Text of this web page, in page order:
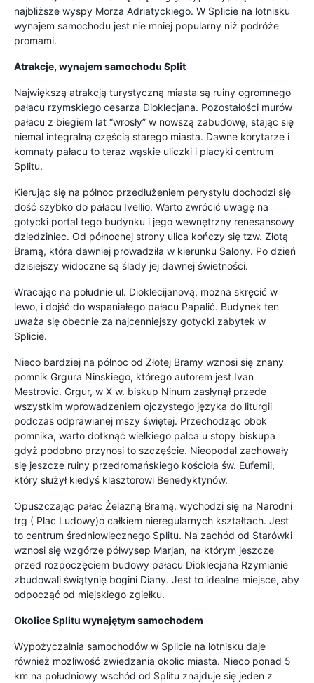
najbliższe wyspy Morza Adriatyckiego. W Splicie na lotnisku
wynajem samochodu jest nie mniej popularny niż podróże
promami.
Atrakcje, wynajem samochodu Split
Największą atrakcją turystyczną miasta są ruiny ogromnego
pałacu ­rzymskiego cesarza Dioklecjana. Pozostałości murów
pałacu z biegiem lat “wrosły” w nowszą zabudowę, stając się
niemal integralną częścią starego miasta. Dawne korytarze i
komnaty pałacu to teraz wąskie uliczki i placyki centrum
Splitu.
Kierując się na północ przedłużeniem perystylu dochodzi się
dość szybko do pałacu Ivellio. Warto zwrócić uwagę na
gotycki portal tego budynku i jego wewnętrzny renesansowy
dziedziniec. Od północnej strony ulica kończy się tzw. Złotą
Bramą, która dawniej prowadziła w kierunku Salony. Po dzień
dzisiejszy widoczne są ślady jej dawnej świetności.
Wracając na południe ul. Dioklecijanovą, można skręcić w
lewo, i dojść do wspaniałego pałacu Papalić. Budynek ten
uważa się obecnie za najcenniejszy gotycki zabytek w
Splicie.
Nieco bardziej na północ od Złotej Bramy wznosi się znany
pomnik Grgura Ninskiego, którego autorem jest Ivan
Mestrovic. Grgur, w X w. biskup Ninum zasłynął przede
wszystkim wprowadzeniem ojczystego języka do liturgii
podczas odprawianej mszy świętej. Przechodząc obok
pomnika, warto dotknąć wielkiego palca u stopy biskupa
gdyż podobno przynosi to szczęście. Nieopodal zachowały
się jeszcze ruiny przedromańskiego kościoła św. Eufemii,
który służył kiedyś klasztorowi Benedyktynów.
Opuszczając pałac Żelazną Bramą, wychodzi się na Narodni
trg ( Plac Ludowy)o całkiem nieregularnych kształtach. Jest
to centrum średniowiecznego Splitu. Na zachód od Starówki
wznosi się wzgórze półwysep Marjan, na którym jeszcze
przed rozpoczęciem budowy pałacu Dioklecjana Rzymianie
zbudowali świątynię bogini Diany. Jest to idealne miejsce, aby
odpocząć od miejskiego zgiełku.
Okolice Splitu wynajętym samochodem
Wypożyczalnia samochodów w Splicie na lotnisku daje
również możliwość zwiedzania okolic miasta. Nieco ponad 5
km na południowy wschód od Splitu znajduje się jeden z